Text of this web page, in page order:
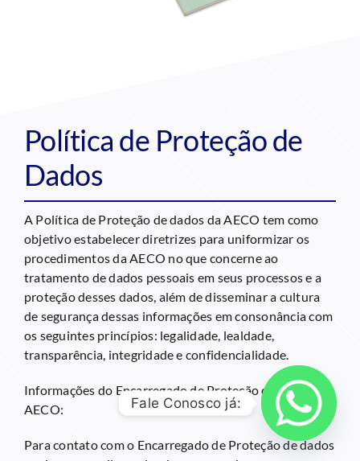
Política de Proteção de
Dados
A Política de Proteção de dados da AECO tem como
objetivo estabelecer diretrizes para uniformizar os
procedimentos da AECO no que concerne ao
tratamento de dados pessoais em seus processos e a
proteção desses dados, além de disseminar a cultura
de segurança dessas informações em consonância com
os seguintes princípios: legalidade, lealdade,
transparência, integridade e confidencialidade.
Informações do Encarregado de Proteção de Dados da
AECO:
Para contato com o Encarregado de Proteção de dados
Fale Conosco já: